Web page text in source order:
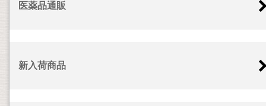
医薬品通販
新入荷商品